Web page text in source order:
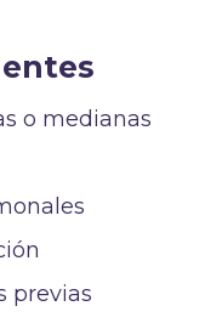
o medianas
previas